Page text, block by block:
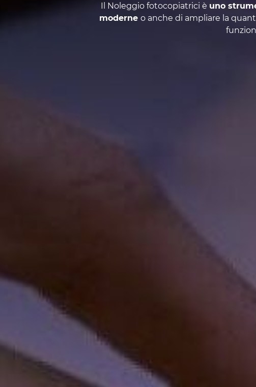
Il Noleggio fotocopiatrici è uno
moderne o anche di ampliare la